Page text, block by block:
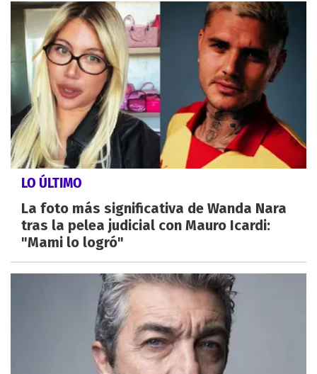
LO ÚLTIMO
La foto más significativa de Wanda Nara
tras la pelea judicial con Mauro Icardi:
"Mami lo logró"